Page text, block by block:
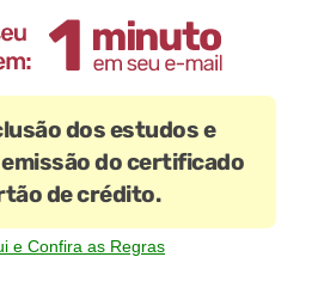
dos estudos e
do certificado
de crédito.
e Confira as Regras